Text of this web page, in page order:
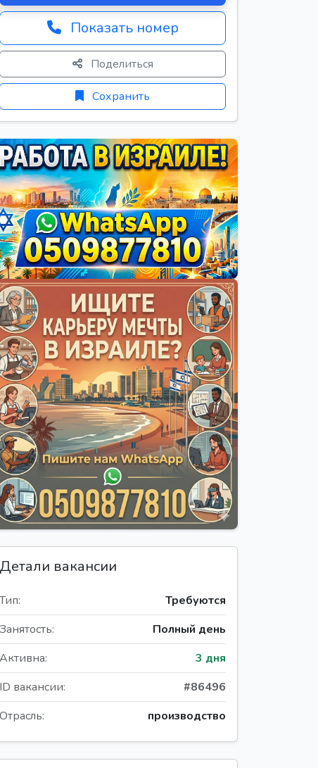
Показать номер
Поделиться
Сохранить
Детали вакансии
Тип:
Требуются
Занятость:
Полный день
Активна:
3 дня
ID вакансии:
#86496
Отрасль:
производство